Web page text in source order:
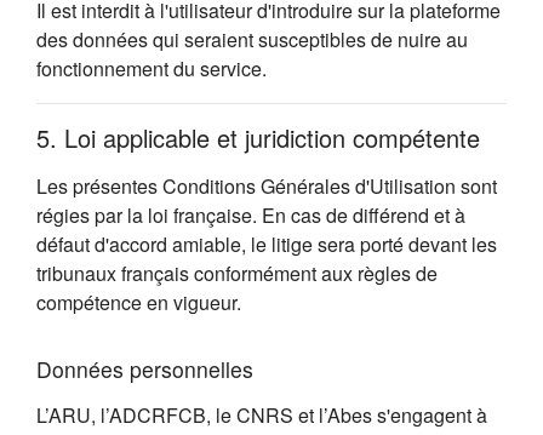
Il est interdit à l'utilisateur d'introduire sur la plateforme
des données qui seraient susceptibles de nuire au
fonctionnement du service.
5. Loi applicable et juridiction compétente
Les présentes Conditions Générales d'Utilisation sont
régies par la loi française. En cas de différend et à
défaut d'accord amiable, le litige sera porté devant les
tribunaux français conformément aux règles de
compétence en vigueur.
Données personnelles
L’ARU, l’ADCRFCB, le CNRS et l’Abes s'engagent à